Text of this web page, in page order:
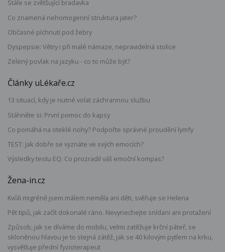
Stále se zvětšující bradavka
Co znamená nehomogenní struktura jater?
Občasné píchnutí pod žebry
Dyspepsie: Větry i při malé námaze, nepravidelná stolice
Zelený povlak na jazyku - co to může být?
Články uLékaře.cz
13 situací, kdy je nutné volat záchrannou službu
Stáhněte si: První pomoc do kapsy
Co pomáhá na oteklé nohy? Podpořte správné proudění lymfy
TEST: Jak dobře se vyznáte ve svých emocích?
Výsledky testu EQ: Co prozradil váš emoční kompas?
Žena-in.cz
Kvůli migréně jsem málem neměla ani děti, svěřuje se Helena
Pět tipů, jak začít dokonalé ráno. Nevynechejte snídani ani protažení
Způsob, jak se díváme do mobilu, velmi zatěžuje krční páteř, se
skloněnou hlavou je to stejná zátěž, jak se 40 kilovým pytlem na krku,
vysvětluje přední fyzioterapeut